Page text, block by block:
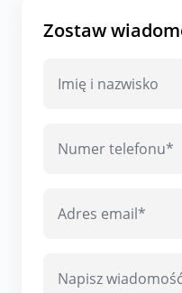
Zostaw